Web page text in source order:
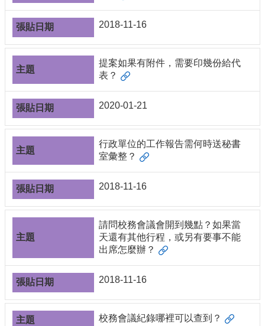
彙
編
行
政
會
校
務
會
務
發
展
規
委
會
綜
合
議
2018-11-16
提案如果有附件，需要印幾份給代
表？
2020-01-21
行政單位的工作報告需何時送秘書
室彙整？
2018-11-16
請問校務會議會開到幾點？如果當
天還有其他行程，或另有要事不能
出席怎麼辦？
2018-11-16
校務會議紀錄哪裡可以查到？